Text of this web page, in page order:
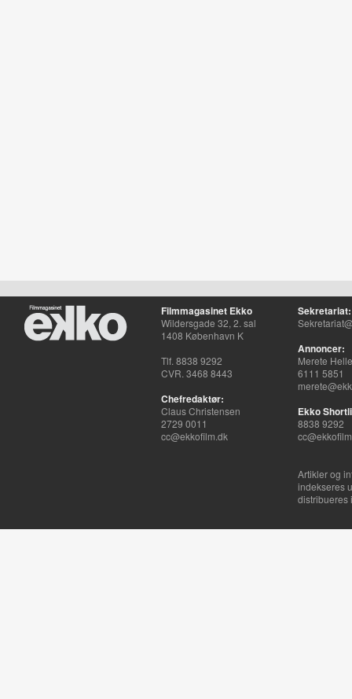
Filmmagasinet Ekko
Wildersgade 32, 2. sal
1408 København K
Tlf. 8838 9292
CVR. 3468 8443
Chefredaktør:
Claus Christensen
2729 0011
cc@ekkofilm.dk
Sekretariat:
Annoncer:
Merete
6111 5851
Ekko
8838 9292
Artikler og
indekseres
distribueres